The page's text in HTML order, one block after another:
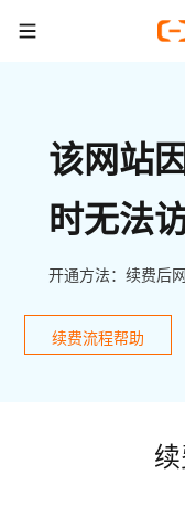
该网站
时无法
开通方法：续费后
续费流程帮助